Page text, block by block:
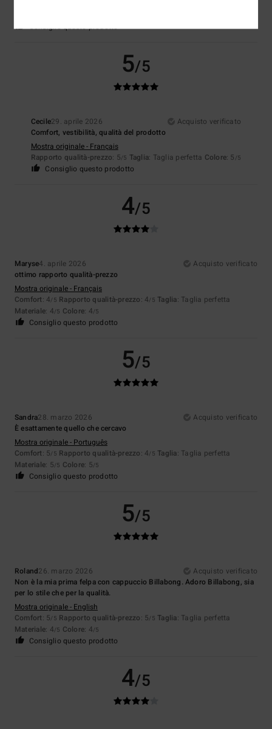
Consiglio questo prodotto
5/5
Cecile29. aprile 2026
Acquisto verificato
Comfort, vestibilità, qualità del prodotto
Mostra originale - Français
Rapporto qualità-prezzo: 5/5 Taglia: Taglia perfetta Colore: 5 /5
Consiglio questo prodotto
4/5
Maryse4. aprile 2026
Acquisto verificato
ottimo rapporto qualità-prezzo
Mostra originale - Français
Comfort: 4/5 Rapporto qualità-prezzo: 4/5 Taglia: Taglia perfetta
Materiale: 4/5 Colore: 4/5
Consiglio questo prodotto
5/5
Sandra28. marzo 2026
Acquisto verificato
È esattamente quello che cercavo
Mostra originale - Português
Comfort: 5/5 Rapporto qualità-prezzo: 4/5 Taglia: Taglia perfetta
Materiale: 5/5 Colore: 5/5
Consiglio questo prodotto
5/5
Roland26. marzo 2026
Acquisto verificato
Non è la mia prima felpa con cappuccio Billabong. Adoro Billabong, sia
per lo stile che per la qualità.
Mostra originale - English
Comfort: 5/5 Rapporto qualità-prezzo: 5/5 Taglia: Taglia perfetta
Materiale: 4/5 Colore: 4/5
Consiglio questo prodotto
4/5